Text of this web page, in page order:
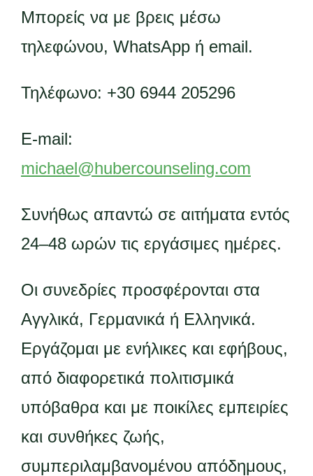
Μπορείς να με βρεις μέσω
τηλεφώνου, WhatsApp ή email.
Τηλέφωνο: +30 6944 205296
E-mail:
michael@hubercounseling.com
Συνήθως απαντώ σε αιτήματα εντός
24–48 ωρών τις εργάσιμες ημέρες.
Οι συνεδρίες προσφέρονται στα
Αγγλικά, Γερμανικά ή Ελληνικά.
Εργάζομαι με ενήλικες και εφήβους,
από διαφορετικά πολιτισμικά
υπόβαθρα και με ποικίλες εμπειρίες
και συνθήκες ζωής,
συμπεριλαμβανομένου απόδημους,